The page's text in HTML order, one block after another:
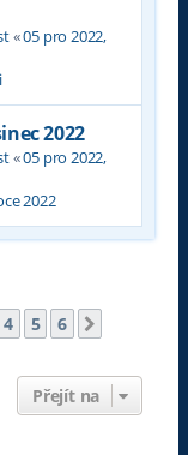
«05 pro 2022,
2022
«05 pro 2022,
2022
4 5 6
Přejít na